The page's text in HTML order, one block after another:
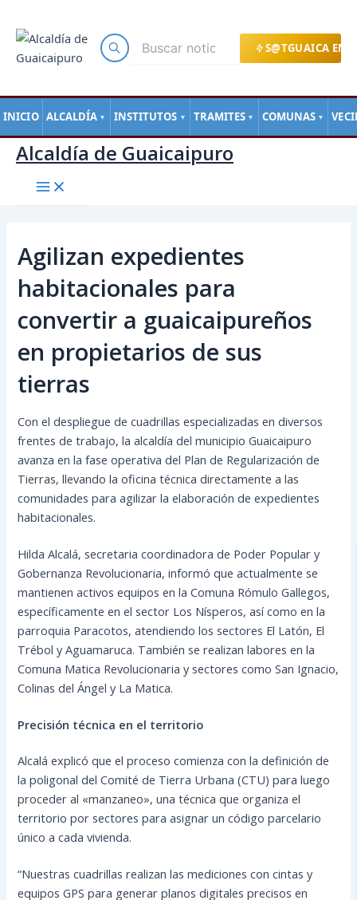
S@TGUAICA EN
INICIO ALCALDÍA ▼ INSTITUTOS ▼ TRAMITES ▼ COMUNAS ▼
contenido
Alcaldía de Guaicaipuro
Agilizan expedientes
habitacionales para
convertir a guaicaipureños
en propietarios de sus
tierras
Con el despliegue de cuadrillas especializadas en diversos
frentes de trabajo, la alcaldía del municipio Guaicaipuro
avanza en la fase operativa del Plan de Regularización de
Tierras, llevando la oficina técnica directamente a las
comunidades para agilizar la elaboración de expedientes
habitacionales.
Hilda Alcalá, secretaria coordinadora de Poder Popular y
Gobernanza Revolucionaria, informó que actualmente se
mantienen activos equipos en la Comuna Rómulo Gallegos,
específicamente en el sector Los Nísperos, así como en la
parroquia Paracotos, atendiendo los sectores El Latón, El
Trébol y Aguamaruca. También se realizan labores en la
Comuna Matica Revolucionaria y sectores como San Ignacio,
Colinas del Ángel y La Matica.
Precisión técnica en el territorio
Alcalá explicó que el proceso comienza con la definición de
la poligonal del Comité de Tierra Urbana (CTU) para luego
proceder al «manzaneo», una técnica que organiza el
territorio por sectores para asignar un código parcelario
único a cada vivienda.
“Nuestras cuadrillas realizan las mediciones con cintas y
equipos GPS para generar planos digitales precisos en
de
entradas